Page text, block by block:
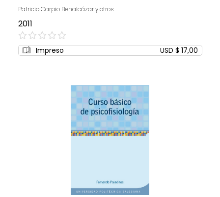
Patricio Carpio Benalcázar y otros
2011
0%
Impreso USD $ 17,00